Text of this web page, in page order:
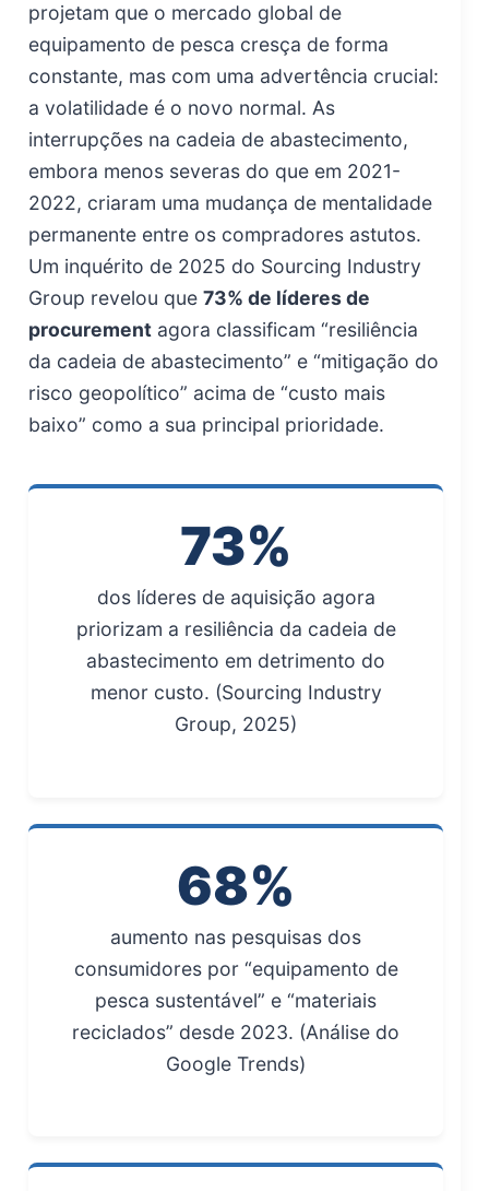
projetam que o mercado global de
equipamento de pesca cresça de forma
constante, mas com uma advertência crucial:
a volatilidade é o novo normal. As
interrupções na cadeia de abastecimento,
embora menos severas do que em 2021-
2022, criaram uma mudança de mentalidade
permanente entre os compradores astutos.
Um inquérito de 2025 do Sourcing Industry
Group revelou que 73% de líderes de
procurement agora classificam “resiliência
da cadeia de abastecimento” e “mitigação do
risco geopolítico” acima de “custo mais
baixo” como a sua principal prioridade.
73%
dos líderes de aquisição agora
priorizam a resiliência da cadeia de
abastecimento em detrimento do
menor custo. (Sourcing Industry
Group, 2025)
68%
aumento nas pesquisas dos
consumidores por “equipamento de
pesca sustentável” e “materiais
reciclados” desde 2023. (Análise do
Google Trends)